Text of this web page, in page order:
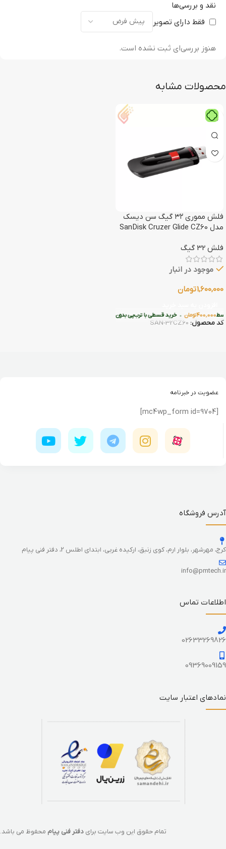
نقد و بررسی‌ها
فقط دارای تصویر
هنوز بررسی‌ای ثبت نشده است.
محصولات مشابه
400,000تومان • خرید قسطی با ترب‌پی بدون کارمزد
فلش مموری ۳۲ گیگ سن دیسک
مدل SanDisk Cruzer Glide CZ60
فلش 32 گیگ
موجود در انبار
1,600,000تومان
کد محصول: SAN-32CZ60
عضویت در خبرنامه
[mc4wp_form id=9704]
آدرس فروشگاه
کرج، مهرشهر، بلوار ارم، کوی زنبق، ارکیده غربی، ابتدای اطلس 2، دفتر فنی پیام
info@pmtech.ir
اطلاعات تماس
02633269826
09369009159
نمادهای اعتبار سایت
تمام حقوق این وب سایت برای دفتر فنی پیام محفوظ می باشد.